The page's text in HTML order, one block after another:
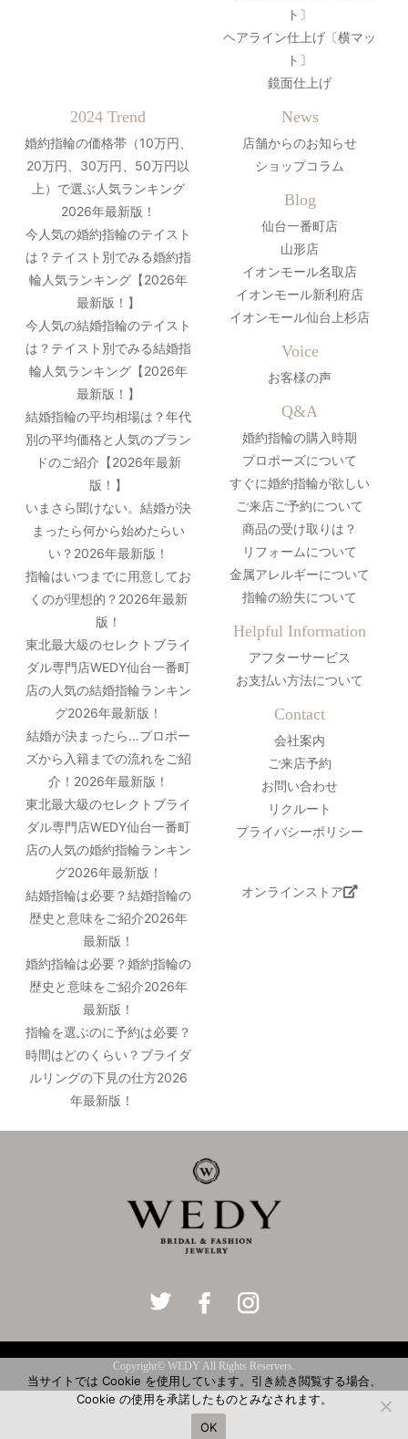
ト〕
ヘアライン仕上げ〔横マッ
ト〕
鏡面仕上げ
2024 Trend
婚約指輪の価格帯（10万円、
20万円、30万円、50万円以
上）で選ぶ人気ランキング
2026年最新版！
今人気の婚約指輪のテイスト
は？テイスト別でみる婚約指
輪人気ランキング【2026年
最新版！】
今人気の結婚指輪のテイスト
は？テイスト別でみる結婚指
輪人気ランキング【2026年
最新版！】
結婚指輪の平均相場は？年代
別の平均価格と人気のブラン
ドのご紹介【2026年最新
版！】
いまさら聞けない。結婚が決
まったら何から始めたらい
い？2026年最新版！
指輪はいつまでに用意してお
くのが理想的？2026年最新
版！
東北最大級のセレクトブライ
ダル専門店WEDY仙台一番町
店の人気の結婚指輪ランキン
グ2026年最新版！
結婚が決まったら…プロポー
ズから入籍までの流れをご紹
介！2026年最新版！
東北最大級のセレクトブライ
ダル専門店WEDY仙台一番町
店の人気の婚約指輪ランキン
グ2026年最新版！
結婚指輪は必要？結婚指輪の
歴史と意味をご紹介2026年
最新版！
婚約指輪は必要？婚約指輪の
歴史と意味をご紹介2026年
最新版！
指輪を選ぶのに予約は必要？
時間はどのくらい？ブライダ
ルリングの下見の仕方2026
年最新版！
News
店舗からのお知らせ
ショップコラム
Blog
仙台一番町店
山形店
イオンモール名取店
イオンモール新利府店
イオンモール仙台上杉店
Voice
お客様の声
Q&A
婚約指輪の購入時期
プロポーズについて
すぐに婚約指輪が欲しい
ご来店ご予約について
商品の受け取りは？
リフォームについて
金属アレルギーについて
指輪の紛失について
Helpful Information
アフターサービス
お支払い方法について
Contact
会社案内
ご来店予約
お問い合わせ
リクルート
プライバシーポリシー
オンラインストア
Copyright© WEDY All Rights Reservers.
当サイトでは Cookie を使用しています。引き続き閲覧する場合、
Cookie の使用を承諾したものとみなされます。
OK